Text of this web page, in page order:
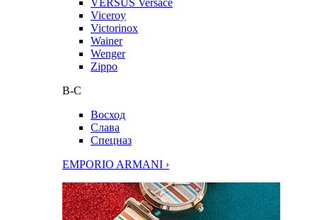
VERSUS Versace
Viceroy
Victorinox
Wainer
Wenger
Zippo
В-С
Восход
Слава
Спецназ
EMPORIO ARMANI ›